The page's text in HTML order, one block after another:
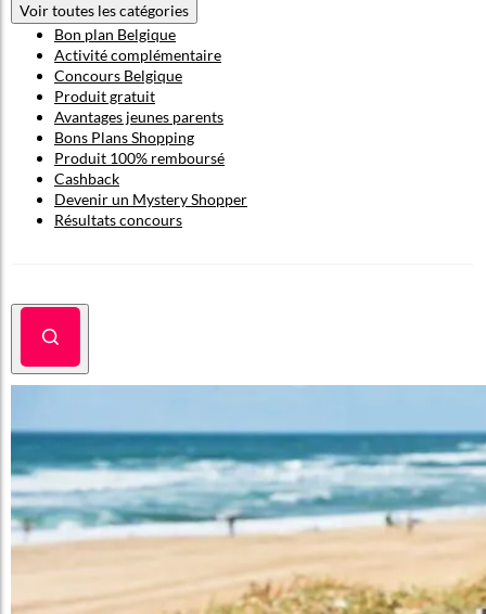
Voir toutes les catégories
Bon plan Belgique
Activité complémentaire
Concours Belgique
Produit gratuit
Avantages jeunes parents
Bons Plans Shopping
Produit 100% remboursé
Cashback
Devenir un Mystery Shopper
Résultats concours